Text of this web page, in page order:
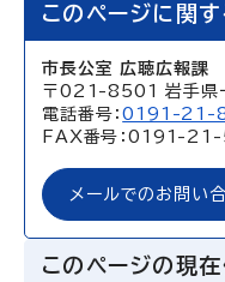
このページに関
市長公室 広聴広報課
〒021-8501 岩手県
電話番号：0191-21-
FAX番号：0191-
メールでのお問い
このページの現